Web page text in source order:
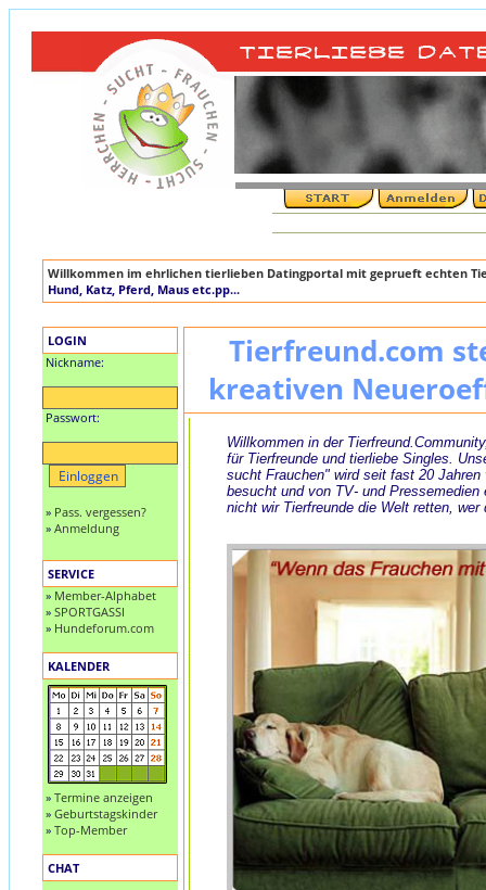
Willkommen im ehrlichen tierlieben Datingportal mit geprueft echten
Hund, Katz, Pferd, Maus etc.pp...
LOGIN
Nickname:
Passwort:
» Pass. vergessen?
» Anmeldung
SERVICE
» Member-Alphabet
» SPORTGASSI
» Hundeforum.com
KALENDER
» Termine anzeigen
» Geburtstagskinder
» Top-Member
CHAT
Tierfreund.com
kreativen
Willkommen in der
für Tierfreunde und tierliebe Singles.
sucht Frauchen" wird seit fast 20 Jahren
besucht und von TV- und Pressemedien
nicht wir Tierfreunde die Welt retten, wer